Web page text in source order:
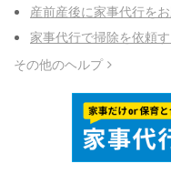
産前産後に家事代行を
家事代行で掃除を依頼
その他のヘルプ